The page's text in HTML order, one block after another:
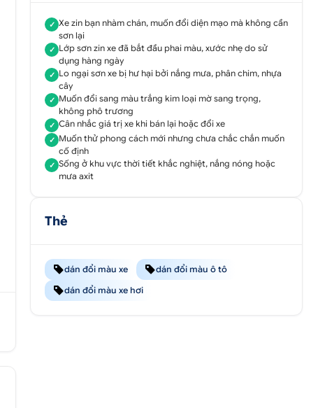
✓ Xe zin bạn nhàm chán, muốn đổi diện mạo mà không cần
sơn lại
✓ Lớp sơn zin xe đã bắt đầu phai màu, xước nhẹ do sử
dụng hàng ngày
✓ Lo ngại sơn xe bị hư hại bởi nắng mưa, phân chim, nhựa
cây
✓ Muốn đổi sang màu trắng kim loại mờ sang trọng,
không phô trương
✓ Cân nhắc giá trị xe khi bán lại hoặc đổi xe
✓ Muốn thử phong cách mới nhưng chưa chắc chắn muốn
cố định
✓ Sống ở khu vực thời tiết khắc nghiệt, nắng nóng hoặc
mưa axit
Thẻ
dán đổi màu xe
dán đổi màu ô tô
dán đổi màu xe hơi